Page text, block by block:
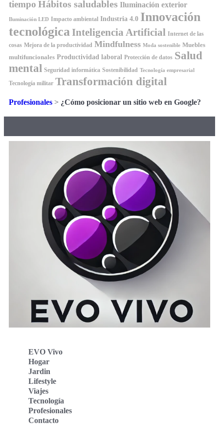
tiempo Hábitos saludables Iluminación exterior
Iluminación LED Impacto ambiental Industria 4.0 Innovación
tecnológica Inteligencia Artificial Internet de las
cosas Mejora de la productividad Mindfulness Moda sostenible Muebles
multifuncionales Productividad laboral Protección de datos Salud
mental Seguridad informática Sostenibilidad Tecnología empresarial
Tecnología militar Transformación digital
Profesionales > ¿Cómo posicionar un sitio web en Google?
EVO Vivo
Hogar
Jardin
Lifestyle
Viajes
Tecnología
Profesionales
Contacto